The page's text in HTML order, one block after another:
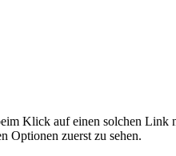
Klick auf einen solchen
Optionen zuerst zu sehen.